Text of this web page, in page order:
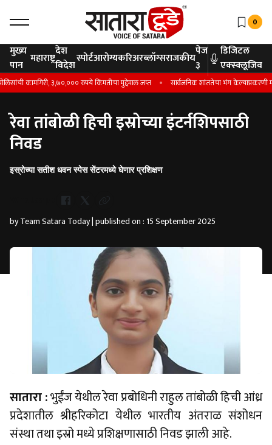
0
मुख्य
पान महाराष्ट्रदेश
विदेशस्पोर्टआरोग्यकरिअरब्लॉग्सराजकीयपेज
३
डिजिटल
एक्स्क्लूजिव
कामगिरी, ३,७०,००० रुपये किंमतीचा मुद्देमाल जप्त सार्वजनिक शांततेचा भंग केल्याप्रकरणी
रेवा तांबोळी हिची इस्रोच्या इंटर्नशिपसाठी
निवड
इस्रोच्या सतीश धवन स्पेस सेंटरमध्ये घेणार प्रशिक्षण
by Team Satara Today | published on : 15 September 2025
सातारा :भुईंज येथील रेवा प्रबोधिनी राहुल तांबोळी हिची आंध्र
प्रदेशातील श्रीहरिकोटा येथील भारतीय अंतराळ संशोधन
संस्था तथा इस्रो मध्ये प्रशिक्षणासाठी निवड झाली आहे.